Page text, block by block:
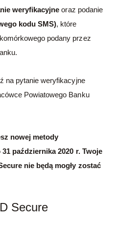
weryfikacyjneoraz podanie
kodu SMS), które
podany przez
na pytanie weryfikacyjne
Powiatowego Banku
nowej metody
października 2020 r. Twoje
nie będą mogły zostać
Secure